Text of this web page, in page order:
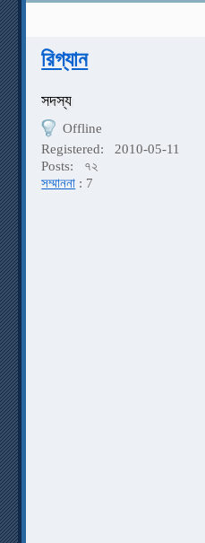
রিগ্যান
সদস্য
Offline
Registered:
2010-05-11
Posts:
৭২
সম্মাননা : 7